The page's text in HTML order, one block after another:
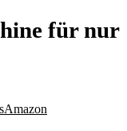
für nur
Amazon